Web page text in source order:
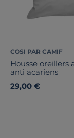
COSI PAR CAMIF
Housse oreillers
anti acariens
29,00 €